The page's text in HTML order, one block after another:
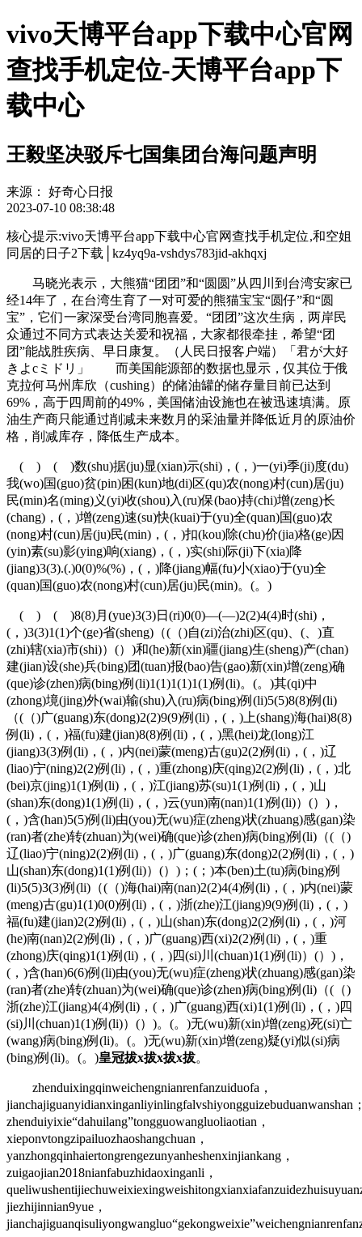
vivo天博平台app下载中心官网
查找手机定位-天博平台app下
载中心
王毅坚决驳斥七国集团台海问题声明
来源：
好奇心日报
2023-07-10 08:38:48
核心提示:vivo天博平台app下载中心官网查找手机定位,和空姐
同居的日子2下载│kz4yq9a-vshdys783jid-akhqxj
马晓光表示，大熊猫“团团”和“圆圆”从四川到台湾安家已
经14年了，在台湾生育了一对可爱的熊猫宝宝“圆仔”和“圆
宝”，它们一家深受台湾同胞喜爱。“团团”这次生病，两岸民
众通过不同方式表达关爱和祝福，大家都很牵挂，希望“团
团”能战胜疾病、早日康复。（人民日报客户端）「君が大好
きよcミドリ」 而美国能源部的数据也显示，仅其位于俄
克拉何马州库欣（cushing）的储油罐的储存量目前已达到
69%，高于四周前的49%，美国储油设施也在被迅速填满。原
油生产商只能通过削减未来数月的采油量并降低近月的原油价
格，削减库存，降低生产成本。
( ) ( )数(shu)据(ju)显(xian)示(shi)，(，)一(yi)季(ji)度(du)
我(wo)国(guo)贫(pin)困(kun)地(di)区(qu)农(nong)村(cun)居(ju)
民(min)名(ming)义(yi)收(shou)入(ru)保(bao)持(chi)增(zeng)长
(chang)，(，)增(zeng)速(su)快(kuai)于(yu)全(quan)国(guo)农
(nong)村(cun)居(ju)民(min)，(，)扣(kou)除(chu)价(jia)格(ge)因
(yin)素(su)影(ying)响(xiang)，(，)实(shi)际(ji)下(xia)降
(jiang)3(3).(.)0(0)%(%)，(，)降(jiang)幅(fu)小(xiao)于(yu)全
(quan)国(guo)农(nong)村(cun)居(ju)民(min)。(。)
( ) ( )8(8)月(yue)3(3)日(ri)0(0)—(—)2(2)4(4)时(shi)，
(，)3(3)1(1)个(ge)省(sheng)（(（)自(zi)治(zhi)区(qu)、(、)直
(zhi)辖(xia)市(shi)）(）)和(he)新(xin)疆(jiang)生(sheng)产(chan)
建(jian)设(she)兵(bing)团(tuan)报(bao)告(gao)新(xin)增(zeng)确
(que)诊(zhen)病(bing)例(li)1(1)1(1)1(1)例(li)。(。)其(qi)中
(zhong)境(jing)外(wai)输(shu)入(ru)病(bing)例(li)5(5)8(8)例(li)
（(（)广(guang)东(dong)2(2)9(9)例(li)，(，)上(shang)海(hai)8(8)
例(li)，(，)福(fu)建(jian)8(8)例(li)，(，)黑(hei)龙(long)江
(jiang)3(3)例(li)，(，)内(nei)蒙(meng)古(gu)2(2)例(li)，(，)辽
(liao)宁(ning)2(2)例(li)，(，)重(zhong)庆(qing)2(2)例(li)，(，)北
(bei)京(jing)1(1)例(li)，(，)江(jiang)苏(su)1(1)例(li)，(，)山
(shan)东(dong)1(1)例(li)，(，)云(yun)南(nan)1(1)例(li)）(）)，
(，)含(han)5(5)例(li)由(you)无(wu)症(zheng)状(zhuang)感(gan)染
(ran)者(zhe)转(zhuan)为(wei)确(que)诊(zhen)病(bing)例(li)（(（)
辽(liao)宁(ning)2(2)例(li)，(，)广(guang)东(dong)2(2)例(li)，(，)
山(shan)东(dong)1(1)例(li)）(）)；(；)本(ben)土(tu)病(bing)例
(li)5(5)3(3)例(li)（(（)海(hai)南(nan)2(2)4(4)例(li)，(，)内(nei)蒙
(meng)古(gu)1(1)0(0)例(li)，(，)浙(zhe)江(jiang)9(9)例(li)，(，)
福(fu)建(jian)2(2)例(li)，(，)山(shan)东(dong)2(2)例(li)，(，)河
(he)南(nan)2(2)例(li)，(，)广(guang)西(xi)2(2)例(li)，(，)重
(zhong)庆(qing)1(1)例(li)，(，)四(si)川(chuan)1(1)例(li)）(）)，
(，)含(han)6(6)例(li)由(you)无(wu)症(zheng)状(zhuang)感(gan)染
(ran)者(zhe)转(zhuan)为(wei)确(que)诊(zhen)病(bing)例(li)（(（)
浙(zhe)江(jiang)4(4)例(li)，(，)广(guang)西(xi)1(1)例(li)，(，)四
(si)川(chuan)1(1)例(li)）(）)。(。)无(wu)新(xin)增(zeng)死(si)亡
(wang)病(bing)例(li)。(。)无(wu)新(xin)增(zeng)疑(yi)似(si)病
(bing)例(li)。(。)皇冠拔x拔x拔x拔。
zhenduixingqinweichengnianrenfanzuiduofa，
jianchajiguanyidianxinganliyinlingfalvshiyongguizebuduanwanshan
zhenduiyixie“dahuilang”tongguowangluoliaotian，
xieponvtongzipailuozhaoshangchuan，
yanzhongqinhaiertongrengezunyanheshenxinjiankang，
zuigaojian2018nianfabuzhidaoxinganli，
jiezhijinnian9yue，